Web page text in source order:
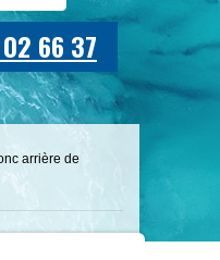
66 37
arrière de